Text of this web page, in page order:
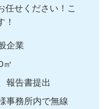
任せください！こ
！
企業
㎡
報告書提出
事務所内で無線